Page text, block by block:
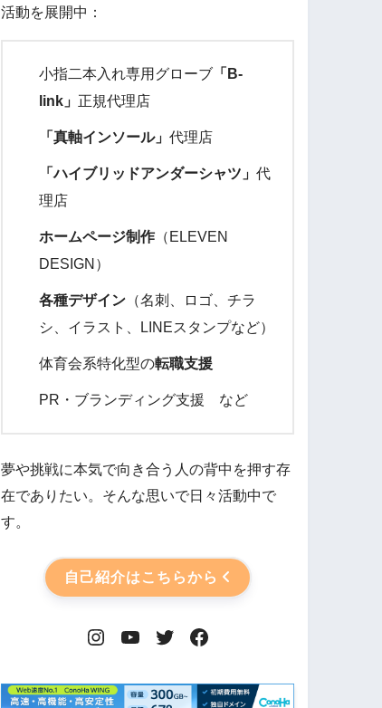
活動を展開中：
小指二本入れ専用グローブ「B-
link」 正規代理店
「真軸インソール」 代理店
「ハイブリッドアンダーシャツ」 代
理店
ホームページ制作（ELEVEN
DESIGN）
各種デザイン（名刺、ロゴ、チラ
シ、イラスト、LINEスタンプなど）
体育会系特化型の転職支援
PR・ブランディング支援 など
夢や挑戦に本気で向き合う人の背中を押す存
在でありたい。そんな思いで日々活動中で
す。
自己紹介はこちらから